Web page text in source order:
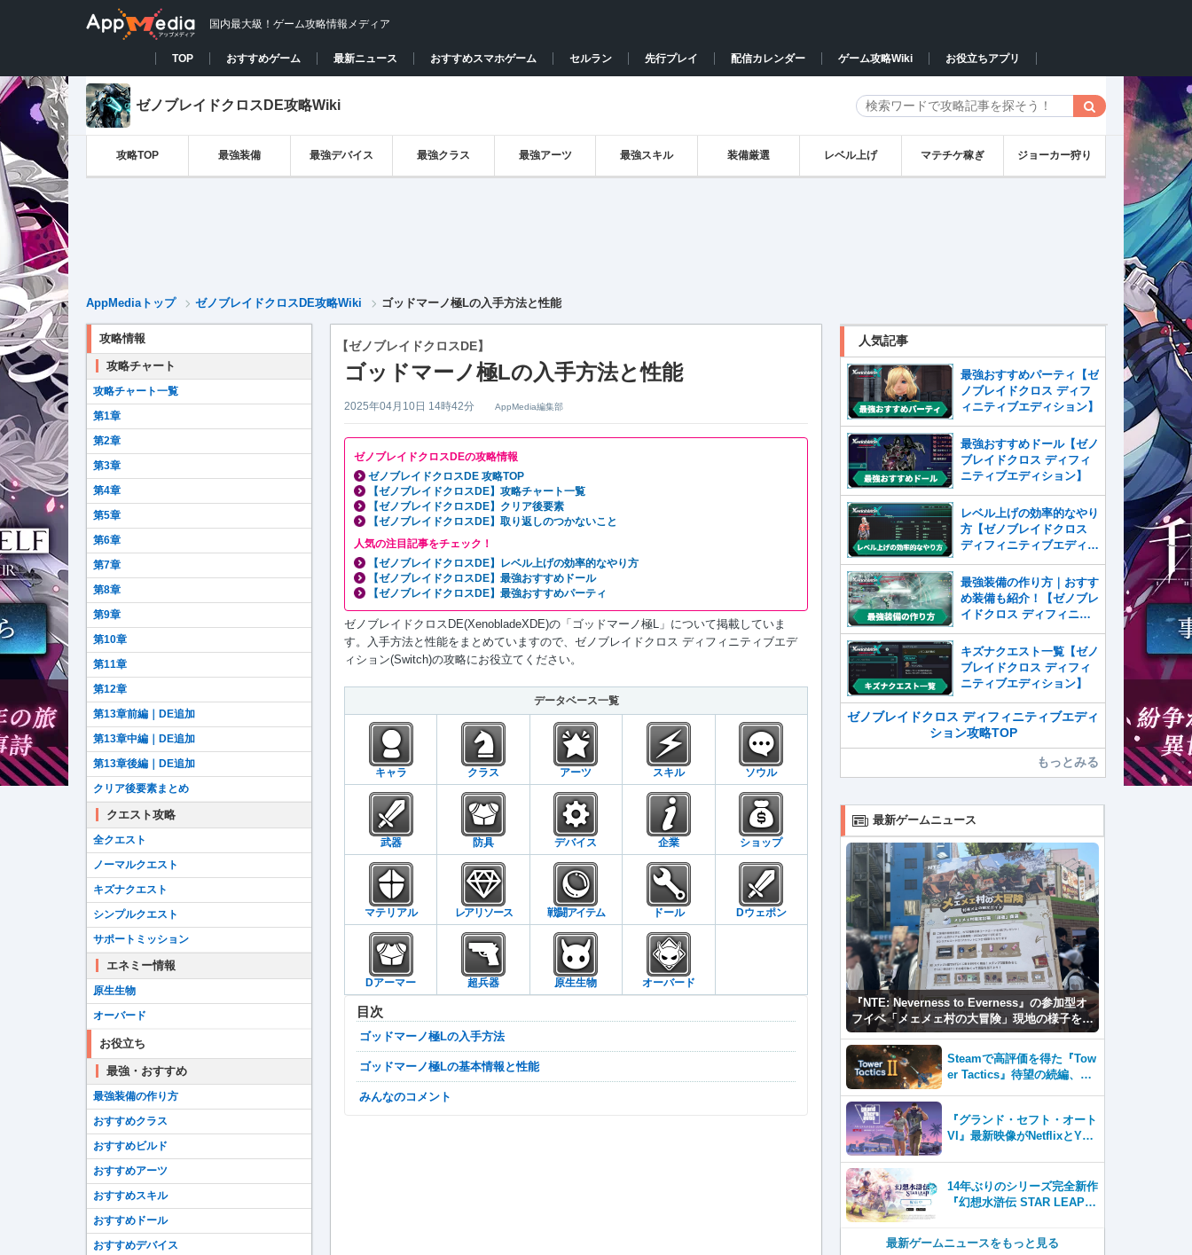
国内最大級！ゲーム攻略情報メディア
TOP おすすめゲーム 最新ニュース おすすめスマホゲーム セルラン 先行プレイ 配信カレンダー ゲーム攻略Wiki お役立ちアプリ
ゼノブレイドクロスDE攻略Wiki
攻略TOP 最強装備 最強デバイス 最強クラス 最強アーツ 最強スキル 装備厳選 レベル上げ マテチケ稼ぎ ジョーカー狩り
AppMediaトップ ゼノブレイドクロスDE攻略Wiki ゴッドマーノ極Lの入手方法と性能
【ゼノブレイドクロスDE】
ゴッドマーノ極Lの入手方法と性能
2025年04月10日 14時42分 AppMedia編集部
ゼノブレイドクロスDEの攻略情報
ゼノブレイドクロスDE 攻略TOP
【ゼノブレイドクロスDE】攻略チャート一覧
【ゼノブレイドクロスDE】クリア後要素
【ゼノブレイドクロスDE】取り返しのつかないこと
人気の注目記事をチェック！
【ゼノブレイドクロスDE】レベル上げの効率的なやり方
【ゼノブレイドクロスDE】最強おすすめドール
【ゼノブレイドクロスDE】最強おすすめパーティ
ゼノブレイドクロスDE(XenobladeXDE)の「ゴッドマーノ極L」について掲載していま
す。入手方法と性能をまとめていますので、ゼノブレイドクロス ディフィニティブエデ
ィション(Switch)の攻略にお役立てください。
データベース一覧
キャラ クラス アーツ スキル ソウル
武器 防具 デバイス 企業 ショップ
マテリアル レアリソース 戦闘アイテム ドール Dウェポン
Dアーマー 超兵器 原生生物 オーバード
目次
ゴッドマーノ極Lの入手方法
ゴッドマーノ極Lの基本情報と性能
みんなのコメント
攻略情報
攻略チャート
攻略チャート一覧
第1章
第2章
第3章
第4章
第5章
第6章
第7章
第8章
第9章
第10章
第11章
第12章
第13章前編｜DE追加
第13章中編｜DE追加
第13章後編｜DE追加
クリア後要素まとめ
クエスト攻略
全クエスト
ノーマルクエスト
キズナクエスト
シンプルクエスト
サポートミッション
エネミー情報
原生生物
オーバード
お役立ち
最強・おすすめ
最強装備の作り方
おすすめクラス
おすすめビルド
おすすめアーツ
おすすめスキル
おすすめドール
おすすめデバイス
人気記事
最強おすすめパーティ【ゼ
ノブレイドクロス ディフ
ィニティブエディション】
最強おすすめドール【ゼノ
ブレイドクロス ディフィ
ニティブエディション】
レベル上げの効率的なやり
方【ゼノブレイドクロス
ディフィニティブエディシ
ョン】
最強装備の作り方｜おすす
め装備も紹介！【ゼノブレ
イドクロス ディフィニテ
ィブエディション】
キズナクエスト一覧【ゼノ
ブレイドクロス ディフィ
ニティブエディション】
ゼノブレイドクロス ディフィニティブエディ
ション攻略TOP
もっとみる
最新ゲームニュース
『NTE: Neverness to Everness』の参加型オ
フイベ「メェメェ村の大冒険」現地の様子をレ
ポ！ミニゲームやコスプレイヤー撮影など盛り
だくさん！
Steamで高評価を得た『Tow
er Tactics』待望の続編、『T
『グランド・セフト・オート
VI』最新映像がNetflixとYou
14年ぶりのシリーズ完全新作
『幻想水滸伝 STAR LEAP』
最新ゲームニュースをもっと見る